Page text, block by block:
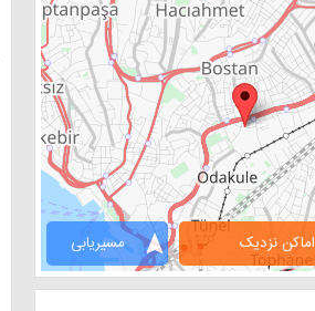
navigation مسیریابی اماکن نزدیک